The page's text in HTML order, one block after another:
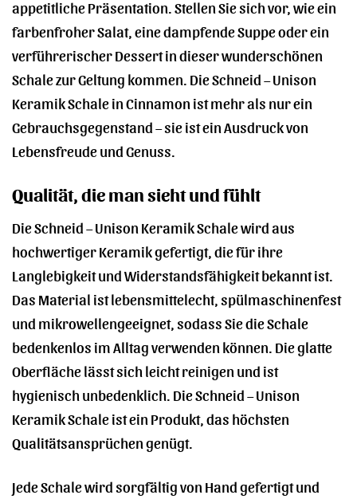
appetitliche Präsentation. Stellen Sie sich vor, wie ein
farbenfroher Salat, eine dampfende Suppe oder ein
verführerischer Dessert in dieser wunderschönen
Schale zur Geltung kommen. Die Schneid – Unison
Keramik Schale in Cinnamon ist mehr als nur ein
Gebrauchsgegenstand – sie ist ein Ausdruck von
Lebensfreude und Genuss.
Qualität, die man sieht und fühlt
Die Schneid – Unison Keramik Schale wird aus
hochwertiger Keramik gefertigt, die für ihre
Langlebigkeit und Widerstandsfähigkeit bekannt ist.
Das Material ist lebensmittelecht, spülmaschinenfest
und mikrowellengeeignet, sodass Sie die Schale
bedenkenlos im Alltag verwenden können. Die glatte
Oberfläche lässt sich leicht reinigen und ist
hygienisch unbedenklich. Die Schneid – Unison
Keramik Schale ist ein Produkt, das höchsten
Qualitätsansprüchen genügt.
Jede Schale wird sorgfältig von Hand gefertigt und